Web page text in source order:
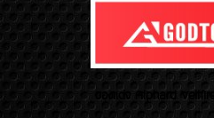
ของเเต่ง Alphard